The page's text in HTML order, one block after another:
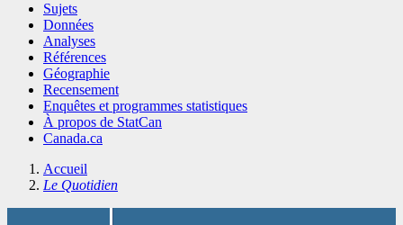
Sujets
Données
Analyses
Références
Géographie
Recensement
Enquêtes et programmes statistiques
À propos de StatCan
Canada.ca
Accueil
Le Quotidien